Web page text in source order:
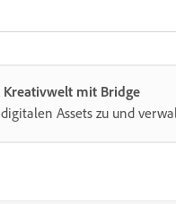
mit Bridge
Assets zu und